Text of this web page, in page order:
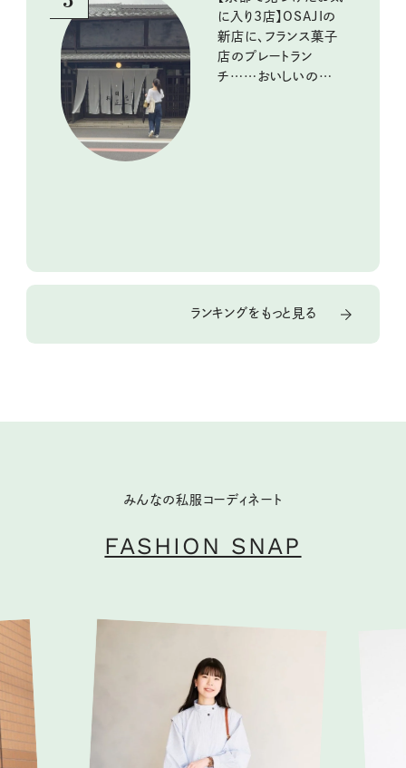
に入り3店】OSAJIの
新店に、フランス菓子
店のプレートラン
チ……おいしいのんび
ランキングをもっと見る
みんなの私服コーディネート
FASHION SNAP